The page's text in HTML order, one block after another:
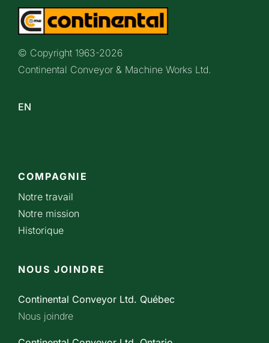
© Copyright 1963-2026
Continental Conveyor & Machine Works Ltd.
EN
COMPAGNIE
Notre travail
Notre mission
Historique
NOUS JOINDRE
Continental Conveyor Ltd. Québec
Nous joindre